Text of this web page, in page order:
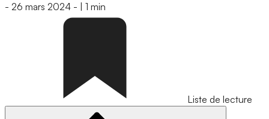
- 26 mars 2024 - 1 min
Liste de lecture